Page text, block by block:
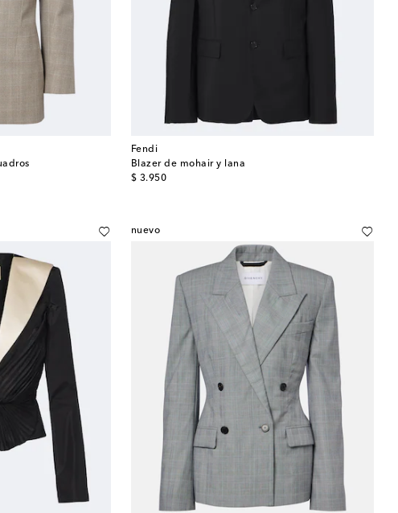
Fendi
Blazer de mohair y lana
$ 3.950
original price
nuevo